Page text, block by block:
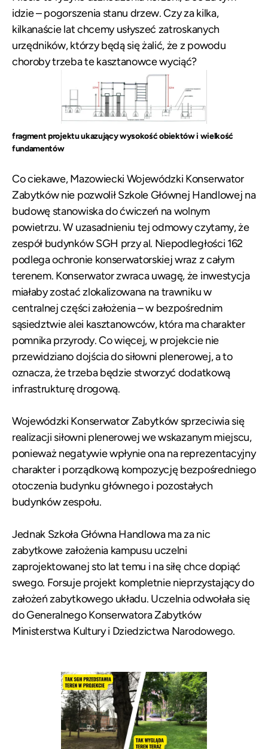
idzie – pogorszenia stanu drzew. Czy za kilka,
kilkanaście lat chcemy usłyszeć zatroskanych
urzędników, którzy będą się żalić, że z powodu
choroby trzeba te kasztanowce wyciąć?
fragment projektu ukazujący wysokość obiektów i wielkość
fundamentów
Co ciekawe, Mazowiecki Wojewódzki Konserwator
Zabytków nie pozwolił Szkole Głównej Handlowej na
budowę stanowiska do ćwiczeń na wolnym
powietrzu. W uzasadnieniu tej odmowy czytamy, że
zespół budynków SGH przy al. Niepodległości 162
podlega ochronie konserwatorskiej wraz z całym
terenem. Konserwator zwraca uwagę, że inwestycja
miałaby zostać zlokalizowana na trawniku w
centralnej części założenia – w bezpośrednim
sąsiedztwie alei kasztanowców, która ma charakter
pomnika przyrody. Co więcej, w projekcie nie
przewidziano dojścia do siłowni plenerowej, a to
oznacza, że trzeba będzie stworzyć dodatkową
infrastrukturę drogową.
Wojewódzki Konserwator Zabytków sprzeciwia się
realizacji siłowni plenerowej we wskazanym miejscu,
ponieważ negatywie wpłynie ona na reprezentacyjny
charakter i porządkową kompozycję bezpośredniego
otoczenia budynku głównego i pozostałych
budynków zespołu.
Jednak Szkoła Główna Handlowa ma za nic
zabytkowe założenia kampusu uczelni
zaprojektowanej sto lat temu i na siłę chce dopiąć
swego. Forsuje projekt kompletnie nieprzystający do
założeń zabytkowego układu. Uczelnia odwołała się
do Generalnego Konserwatora Zabytków
Ministerstwa Kultury i Dziedzictwa Narodowego.